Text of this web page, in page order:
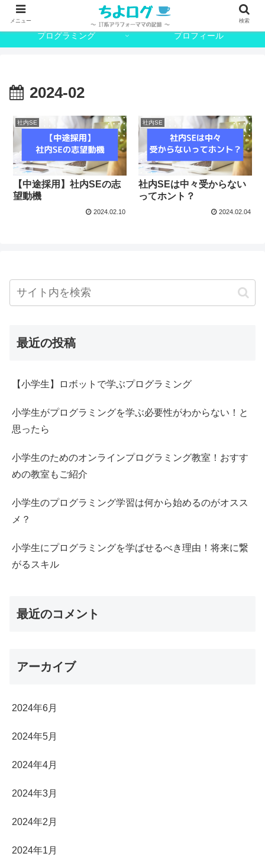
プログラミング プロフィール
2024-02
社内SE
【中途採用】社内SEの志
望動機
2024.02.10
社内SE
社内SEは中々受からない
ってホント？
2024.02.04
最近の投稿
【小学生】ロボットで学ぶプログラミング
小学生がプログラミングを学ぶ必要性がわからない！と
思ったら
小学生のためのオンラインプログラミング教室！おすす
めの教室もご紹介
小学生のプログラミング学習は何から始めるのがオスス
メ？
小学生にプログラミングを学ばせるべき理由！将来に繋
がるスキル
最近のコメント
アーカイブ
2024年6月
2024年5月
2024年4月
2024年3月
2024年2月
2024年1月
メニュー 検索